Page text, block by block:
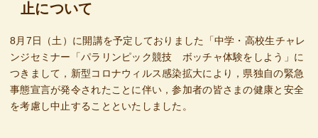
止について
8月7日（土）に開講を予定しておりました「中学・高校生チャレ
ンジセミナー「パラリンピック競技 ボッチャ体験をしよう」に
つきまして，新型コロナウィルス感染拡大により，県独自の緊急
事態宣言が発令されたことに伴い，参加者の皆さまの健康と安全
を考慮し中止することといたしました。